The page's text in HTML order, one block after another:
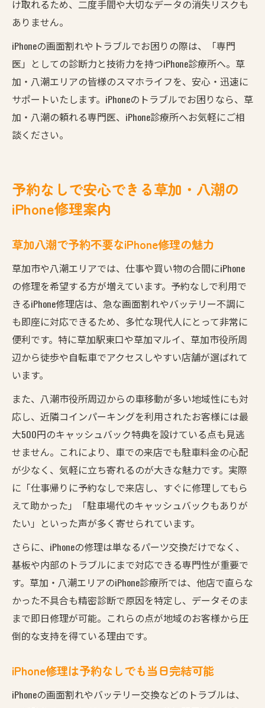
け取れるため、二度手間や大切なデータの消失リスクも
ありません。
iPhoneの画面割れやトラブルでお困りの際は、「専門
医」としての診断力と技術力を持つiPhone診療所へ。草
加・八潮エリアの皆様のスマホライフを、安心・迅速に
サポートいたします。iPhoneのトラブルでお困りなら、草
加・八潮の頼れる専門医、iPhone診療所へお気軽にご相
談ください。
予約なしで安心できる草加・八潮の
iPhone修理案内
草加八潮で予約不要なiPhone修理の魅力
草加市や八潮エリアでは、仕事や買い物の合間にiPhone
の修理を希望する方が増えています。予約なしで利用で
きるiPhone修理店は、急な画面割れやバッテリー不調に
も即座に対応できるため、多忙な現代人にとって非常に
便利です。特に草加駅東口や草加マルイ、草加市役所周
辺から徒歩や自転車でアクセスしやすい店舗が選ばれて
います。
また、八潮市役所周辺からの車移動が多い地域性にも対
応し、近隣コインパーキングを利用されたお客様には最
大500円のキャッシュバック特典を設けている点も見逃
せません。これにより、車での来店でも駐車料金の心配
が少なく、気軽に立ち寄れるのが大きな魅力です。実際
に「仕事帰りに予約なしで来店し、すぐに修理してもら
えて助かった」「駐車場代のキャッシュバックもありが
たい」といった声が多く寄せられています。
さらに、iPhoneの修理は単なるパーツ交換だけでなく、
基板や内部のトラブルにまで対応できる専門性が重要で
す。草加・八潮エリアのiPhone診療所では、他店で直らな
かった不具合も精密診断で原因を特定し、データそのま
まで即日修理が可能。これらの点が地域のお客様から圧
倒的な支持を得ている理由です。
iPhone修理は予約なしでも当日完結可能
iPhoneの画面割れやバッテリー交換などのトラブルは、